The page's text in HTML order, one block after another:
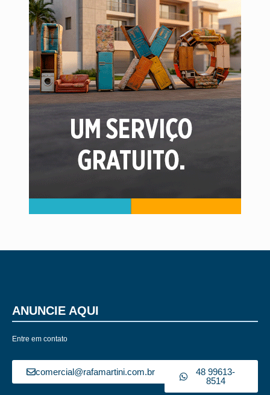
ANUNCIE AQUI
Entre em contato
comercial@rafamartini.com.br
48 99613-
8514